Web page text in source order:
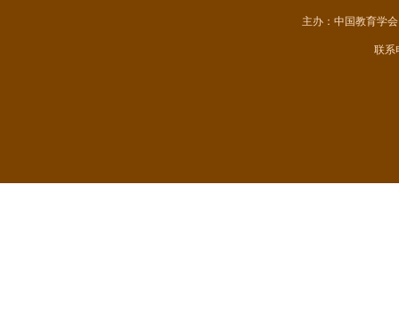
主办： 中国教育学
联系